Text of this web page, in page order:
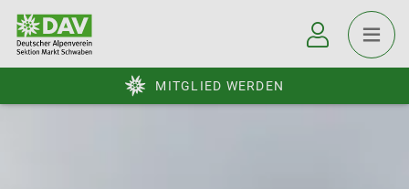
MITGLIED WERDEN